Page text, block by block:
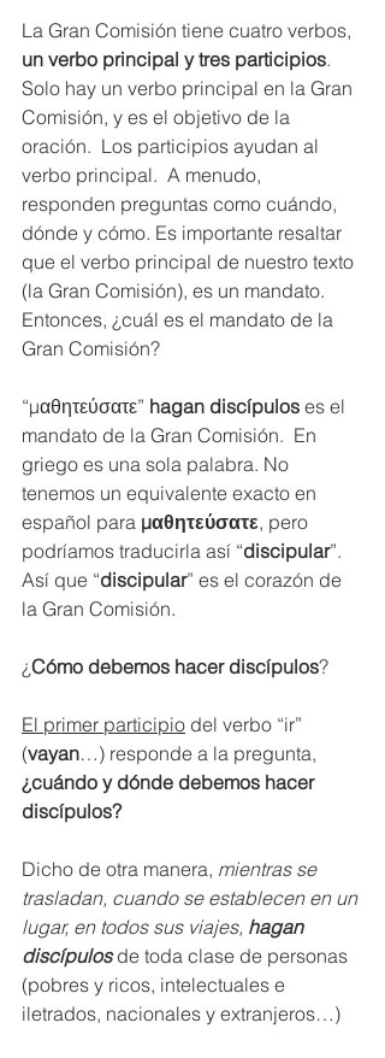
La Gran Comisión tiene cuatro verbos,
un verbo principal y tres participios.
Solo hay un verbo principal en la Gran
Comisión, y es el objetivo de la
oración.  Los participios ayudan al
verbo principal.  A menudo,
responden preguntas como cuándo,
dónde y cómo. Es importante resaltar
que el verbo principal de nuestro texto
(la Gran Comisión), es un mandato.
Entonces, ¿cuál es el mandato de la
Gran Comisión?
“μαθητεύσατε” hagan discípulos es el
mandato de la Gran Comisión.  En
griego es una sola palabra. No
tenemos un equivalente exacto en
español para μαθητεύσατε, pero
podríamos traducirla así “discipular”.
Así que “discipular” es el corazón de
la Gran Comisión.
¿Cómo debemos hacer discípulos?
El primer participio del verbo “ir”
(vayan…) responde a la pregunta,
¿cuándo y dónde debemos hacer
discípulos?
Dicho de otra manera, mientras se
trasladan, cuando se establecen en un
lugar, en todos sus viajes, hagan
discípulos de toda clase de personas
(pobres y ricos, intelectuales e
iletrados, nacionales y extranjeros…)